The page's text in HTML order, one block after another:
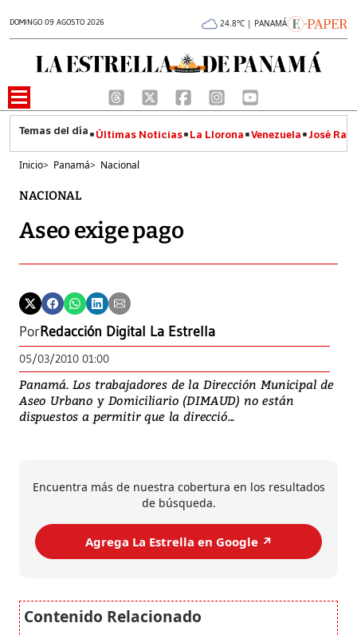
DOMINGO 09 AGOSTO 2026 24.8°C | PANAMÁ
Últimas Noticias La Llorona Venezuela José
Inicio> Panamá> Nacional
NACIONAL
Aseo exige pago
PorRedacción Digital La Estrella
05/03/2010 01:00
Panamá. Los trabajadores de la Dirección Municipal de
Aseo Urbano y Domiciliario (DIMAUD) no están
dispuestos a permitir que la direcció...
Encuentra más de nuestra cobertura en los resultados
de búsqueda.
Agrega La Estrella en Google ↗️